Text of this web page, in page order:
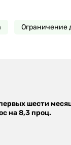
Ограничение
шести
на 8,3 проц.